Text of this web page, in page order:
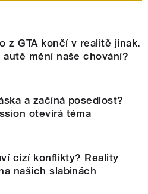
z GTA končí v realitě jinak.
autě mění naše chování?
a začíná posedlost?
otevírá téma
cizí konflikty? Reality
našich slabinách